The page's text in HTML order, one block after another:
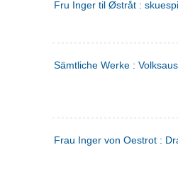
Fru Inger til Østråt :
Sämtliche Werke :
Frau Inger von Oestrot :